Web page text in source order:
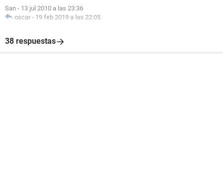
San - 13 jul 2010 a las 23:36
oscar - 19 feb 2019 a las 22:05
38 respuestas